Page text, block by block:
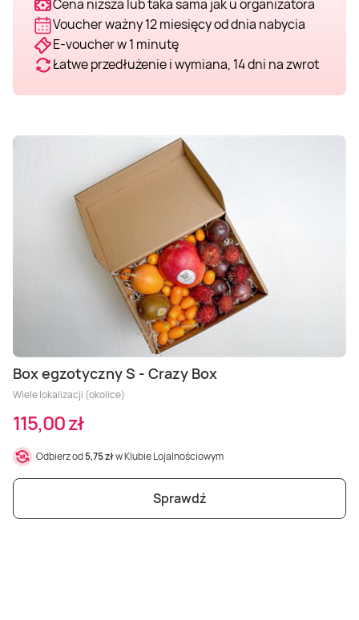
Cena niższa lub taka sama jak u organizatora
Voucher ważny 12 miesięcy od dnia nabycia
E-voucher w 1 minutę
Łatwe przedłużenie i wymiana, 14 dni na zwrot
Box egzotyczny S - Crazy Box
Wiele lokalizacji (okolice)
115,00 zł
Odbierz od5,75 złw Klubie Lojalnościowym
Sprawdź